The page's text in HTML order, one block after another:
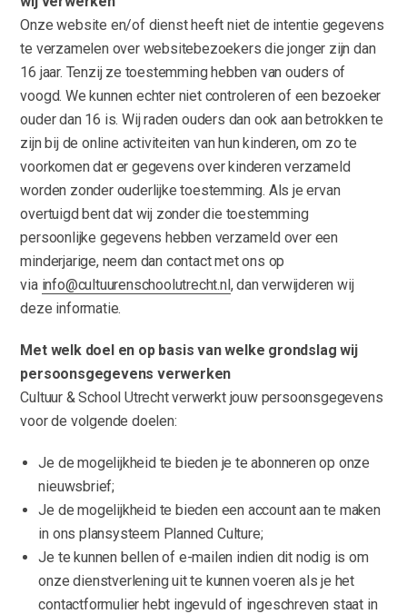
Onze website en/of dienst heeft niet de intentie gegevens
te verzamelen over websitebezoekers die jonger zijn dan
16 jaar. Tenzij ze toestemming hebben van ouders of
voogd. We kunnen echter niet controleren of een bezoeker
ouder dan 16 is. Wij raden ouders dan ook aan betrokken te
zijn bij de online activiteiten van hun kinderen, om zo te
voorkomen dat er gegevens over kinderen verzameld
worden zonder ouderlijke toestemming. Als je ervan
overtuigd bent dat wij zonder die toestemming
persoonlijke gegevens hebben verzameld over een
minderjarige, neem dan contact met ons op
via info@cultuurenschoolutrecht.nl, dan verwijderen wij
deze informatie.
Met welk doel en op basis van welke grondslag wij
persoonsgegevens verwerken
Cultuur & School Utrecht verwerkt jouw persoonsgegevens
voor de volgende doelen:
Je de mogelijkheid te bieden je te abonneren op onze
nieuwsbrief;
Je de mogelijkheid te bieden een account aan te maken
in ons plansysteem Planned Culture;
Je te kunnen bellen of e-mailen indien dit nodig is om
onze dienstverlening uit te kunnen voeren als je het
contactformulier hebt ingevuld of ingeschreven staat in